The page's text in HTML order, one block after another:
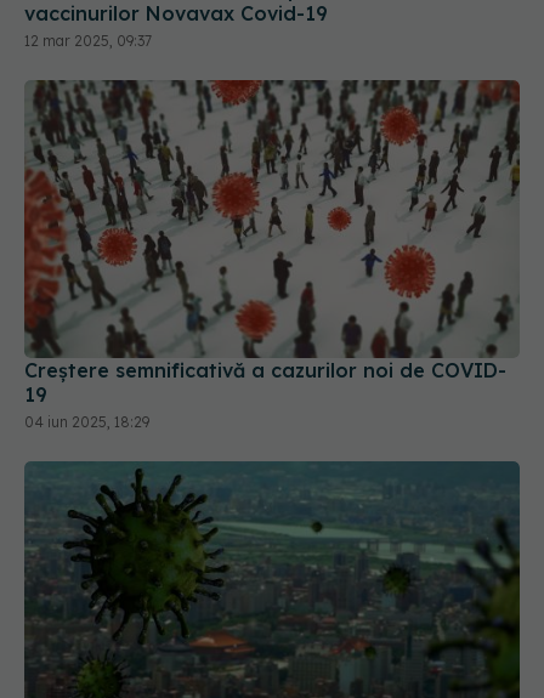
Creștere semnificativă a cazurilor noi de COVID-
19
04 iun 2025, 18:29